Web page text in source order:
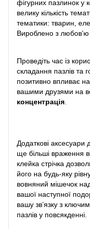
фігурних пазлинок у
велику кількість
тематики: тварин,
Вироблено з любов’ю
Проведіть час із
складання пазлів та
позитивно впливає
вашими друзями на
концентрація
Додаткові
ще більші враження
клейка стрічка
його на будь-яку
вовняний мішечок
вашої наступної
вашу зв’язку з
пазлів у повсякденні.